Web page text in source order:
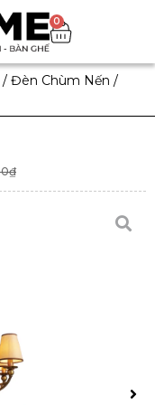
0
/ Đèn Chùm Nến /
₫